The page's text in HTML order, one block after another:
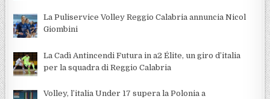
La Puliservice Volley Reggio Calabria annuncia Nicol
Giombini
La Cadì Antincendi Futura in a2 Élite, un giro d’italia
per la squadra di Reggio Calabria
Volley, l’italia Under 17 supera la Polonia a